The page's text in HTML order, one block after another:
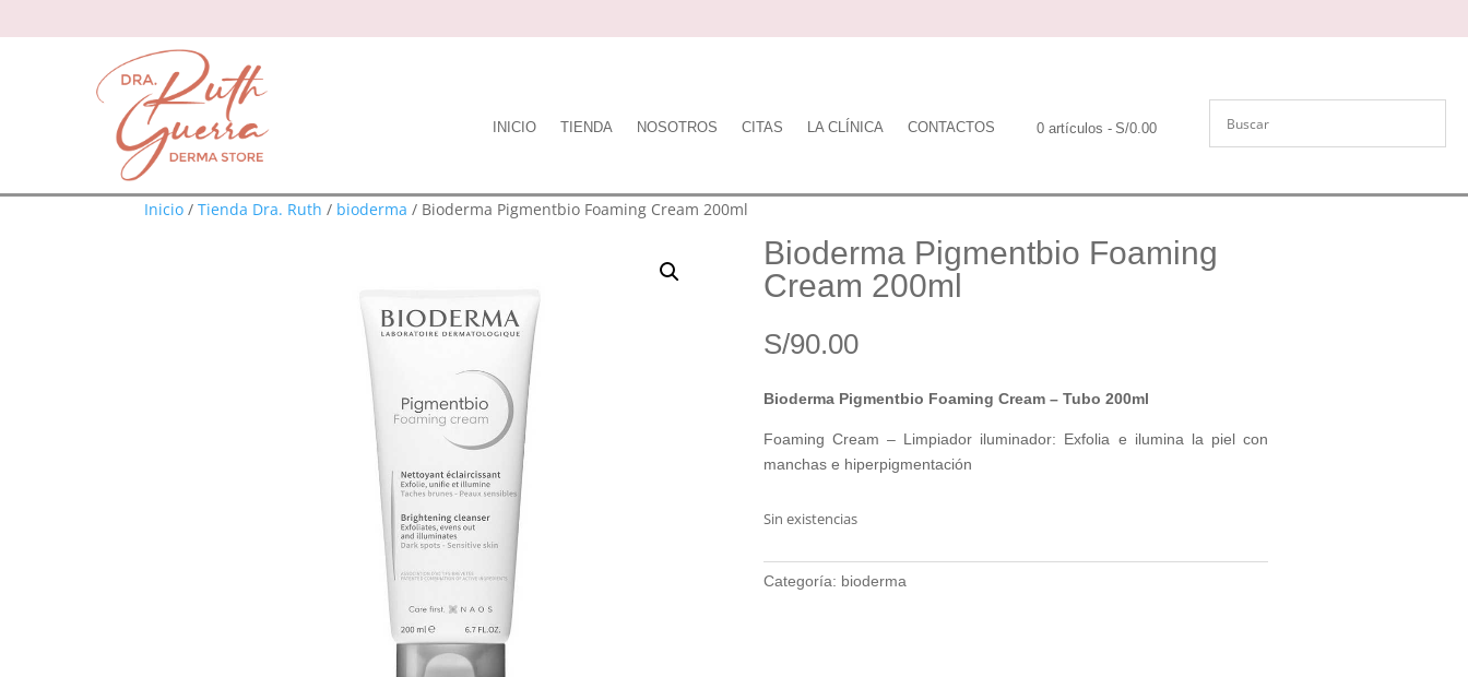
INICIO TIENDA NOSOTROS CITAS LA CLÍNICA CONTACTOS 0 artículos S/0.00
Inicio / Tienda Dra. Ruth / bioderma / Bioderma Pigmentbio Foaming Cream 200ml
Bioderma Pigmentbio Foaming
Cream 200ml
S/90.00
Bioderma Pigmentbio Foaming Cream – Tubo 200ml
Foaming Cream – Limpiador iluminador: Exfolia e ilumina la piel con
manchas e hiperpigmentación
Sin existencias
Categoría: bioderma